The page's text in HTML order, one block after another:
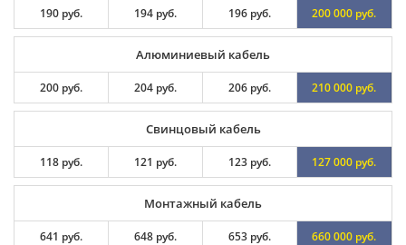
190 руб. 194 руб. 196 руб. 200 000 руб.
Алюминиевый кабель
200 руб. 204 руб. 206 руб. 210 000 руб.
Свинцовый кабель
118 руб. 121 руб. 123 руб. 127 000 руб.
Монтажный кабель
641 руб. 648 руб. 653 руб. 660 000 руб.